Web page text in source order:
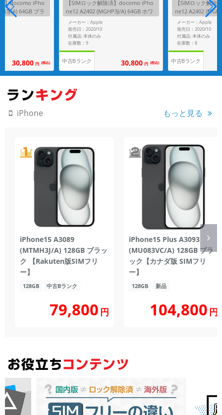
】docomo iPho
A) 64GB ブラ
30,800 円 (税込)
【SIMロック解除済】docomo iPho
ne12 A2402 (MGHP3J/A) 64GB ホワ
イト
メーカー：Apple
発売日：2020/10
付属品: 本体のみ
在庫数：9
中古Bランク 30,800 円 (税込)
【SIMロック解
ne12 A2402
DUCT)RED
メーカー：Apple
発売日：2020/10
付属品: 本体のみ
在庫数：8
中古Bランク
iPhone もっと見る
iPhone15 A3089
(MTMH3J/A) 128GB ブラッ
ク 【Rakuten版SIMフリ
ー】
128GB 中古Bランク
79,800円
iPhone15 Plus A3093
(MU083VC/A) 128GB ブラ
ック【カナダ版 SIMフリ
ー】
128GB 新品
104,800円